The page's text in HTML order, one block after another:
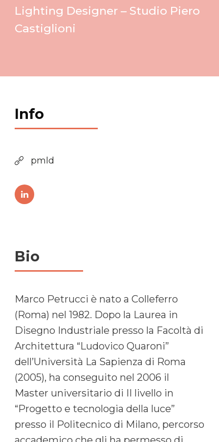
Lighting Designer – Studio Piero
Castiglioni
Info
pmld
Bio
Marco Petrucci è nato a Colleferro
(Roma) nel 1982. Dopo la Laurea in
Disegno Industriale presso la Facoltà di
Architettura “Ludovico Quaroni”
dell’Università La Sapienza di Roma
(2005), ha conseguito nel 2006 il
Master universitario di II livello in
“Progetto e tecnologia della luce”
presso il Politecnico di Milano, percorso